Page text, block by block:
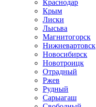
Краснодар
Крым
Лиски
Лысьва
Магнитогорск
Нижневартовск
Новосибирск
Новотроицк
Отрадный
Ржев
Рудный
Сарыагаш